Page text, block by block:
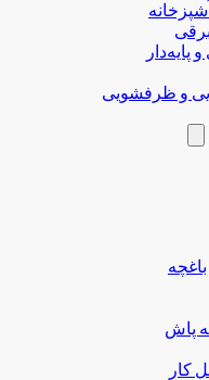
پایه‌دار
و ظرفشویی
پاش
کار